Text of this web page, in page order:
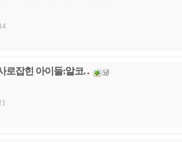
로잡힌 아이들:알코. .